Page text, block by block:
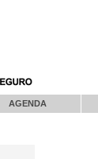
AGENDA